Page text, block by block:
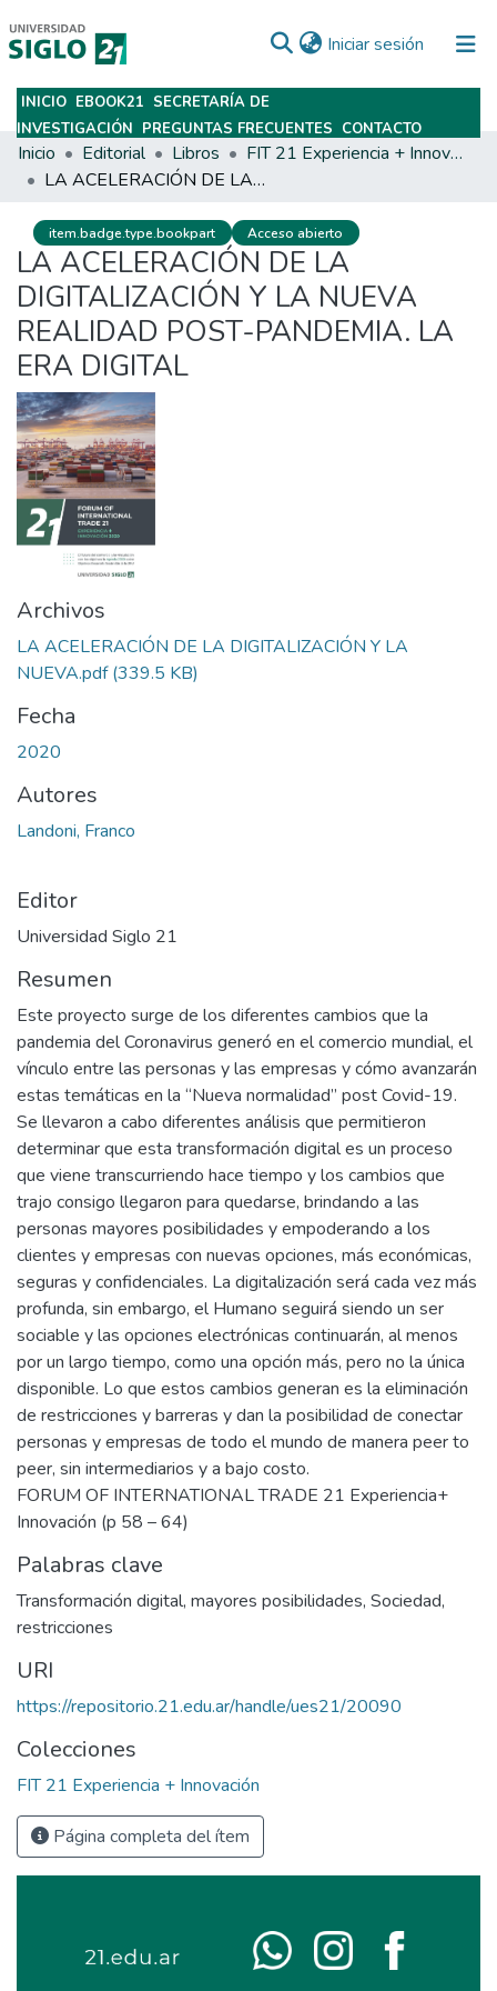
Iniciar sesión (current)
Subir
INICIO EBOOK21 SECRETARÍA DE
INVESTIGACIÓN PREGUNTAS FRECUENTES CONTACTO
Inicio Editorial Libros
FIT 21 Experiencia + Innovación
LA ACELERACIÓN DE LA DIGITALIZACIÓN Y LA NUEVA REALIDAD POST-PANDEMIA. LA ERA DIGITAL
item.badge.type.bookpart Acceso abierto
LA ACELERACIÓN DE LA
DIGITALIZACIÓN Y LA NUEVA
REALIDAD POST-PANDEMIA. LA
ERA DIGITAL
Archivos
LA ACELERACIÓN DE LA DIGITALIZACIÓN Y LA
NUEVA.pdf(339.5 KB)
Fecha
2020
Autores
Landoni, Franco
Editor
Universidad Siglo 21
Resumen
Este proyecto surge de los diferentes cambios que la
pandemia del Coronavirus generó en el comercio mundial, el
vínculo entre las personas y las empresas y cómo avanzarán
estas temáticas en la “Nueva normalidad” post Covid-19.
Se llevaron a cabo diferentes análisis que permitieron
determinar que esta transformación digital es un proceso
que viene transcurriendo hace tiempo y los cambios que
trajo consigo llegaron para quedarse, brindando a las
personas mayores posibilidades y empoderando a los
clientes y empresas con nuevas opciones, más económicas,
seguras y confidenciales. La digitalización será cada vez más
profunda, sin embargo, el Humano seguirá siendo un ser
sociable y las opciones electrónicas continuarán, al menos
por un largo tiempo, como una opción más, pero no la única
disponible. Lo que estos cambios generan es la eliminación
de restricciones y barreras y dan la posibilidad de conectar
personas y empresas de todo el mundo de manera peer to
peer, sin intermediarios y a bajo costo.
FORUM OF INTERNATIONAL TRADE 21 Experiencia+
Innovación (p 58 – 64)
Palabras clave
Transformación digital, mayores posibilidades, Sociedad,
restricciones
URI
https://repositorio.21.edu.ar/handle/ues21/20090
Colecciones
FIT 21 Experiencia + Innovación
Página completa del ítem